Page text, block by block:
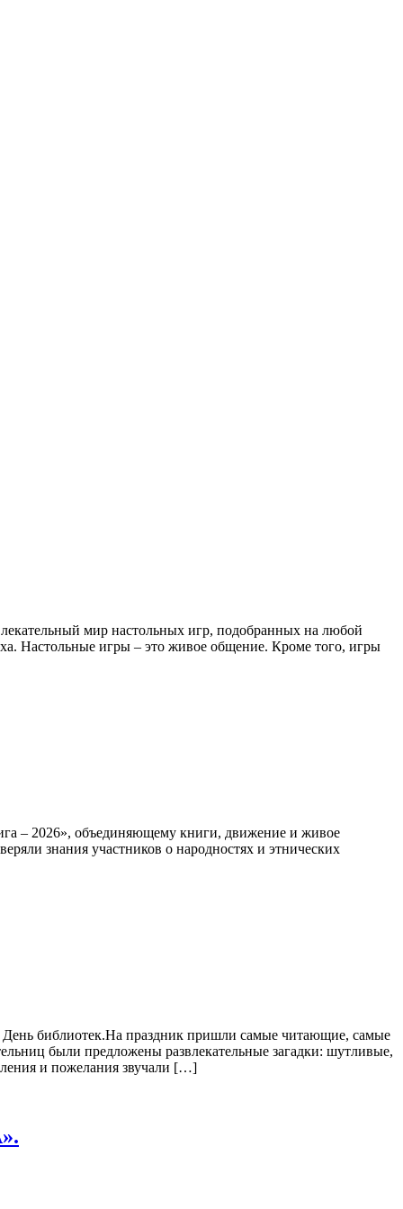
мир настольных игр, подобранных на любой
Настольные игры – это живое общение. Кроме того, игры
– 2026», объединяющему книги, движение и живое
знания участников о народностях и этнических
библиотек.На праздник пришли самые читающие, самые
были предложены развлекательные загадки: шутливые,
и пожелания звучали […]